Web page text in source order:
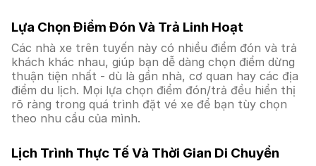
Lựa Chọn Điểm Đón Và Trả Linh Hoạt
Các nhà xe trên tuyến này có nhiều điểm đón và trả
khách khác nhau, giúp bạn dễ dàng chọn điểm dừng
thuận tiện nhất - dù là gần nhà, cơ quan hay các địa
điểm du lịch. Mọi lựa chọn điểm đón/trả đều hiển thị
rõ ràng trong quá trình đặt vé xe để bạn tùy chọn
theo nhu cầu của mình.
Lịch Trình Thực Tế Và Thời Gian Di Chuyển